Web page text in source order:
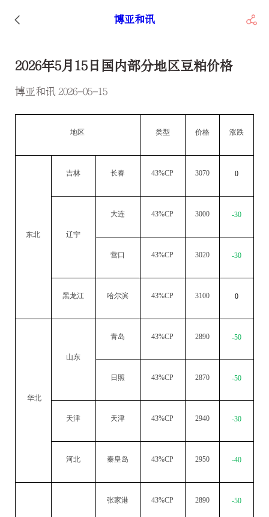
博亚和讯
2026年5月15日国内部分地区豆粕价格
博亚和讯 2026-05-15
地区 类型 价格 涨跌
东北
吉林 长春 43%CP 3070 0
辽宁
大连 43%CP 3000 -30
营口 43%CP 3020 -30
黑龙江 哈尔滨 43%CP 3100 0
华北
山东
青岛 43%CP 2890 -50
日照 43%CP 2870 -50
天津 天津 43%CP 2940 -30
河北 秦皇岛 43%CP 2950 -40
张家港 43%CP 2890 -50